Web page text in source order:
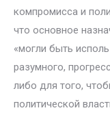
компромисса и
что основное
«могли быть
разумного,
либо для того,
политической